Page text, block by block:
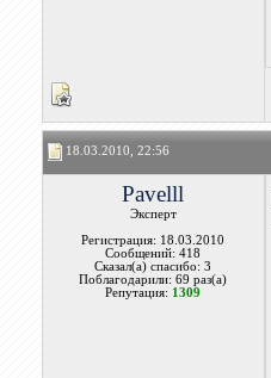
18.03.2010, 22:56
Pavelll
Эксперт
Регистрация: 18.03.2010
Сообщений: 418
Сказал(а) спасибо: 3
Поблагодарили: 69 раз(а)
Репутация: 1309